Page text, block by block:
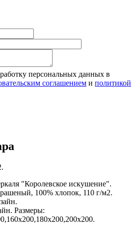
персональных данных в
соглашением и политикой
"Королевское искушение".
100% хлопок, 110 г/м2.
Размеры: